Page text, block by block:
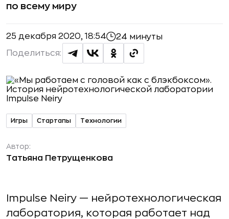
по всему миру
25 декабря 2020, 18:54 24 минуты
Поделиться:
Игры Стартапы Технологии
Автор:
Татьяна Петрущенкова
Impulse Neiry — нейротехнологическая
лаборатория, которая работает над